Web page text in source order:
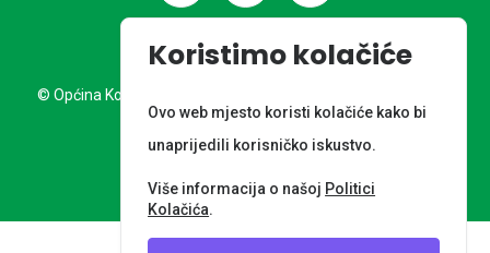
© Općina Kotoriba. Sva prava pridržana. Izrada web stranice:
Nordia grupa d.o.o.
Koristimo kolačiće
Ovo web mjesto koristi kolačiće kako bi
unaprijedili korisničko iskustvo.
Više informacija o našoj Politici
Kolačića.